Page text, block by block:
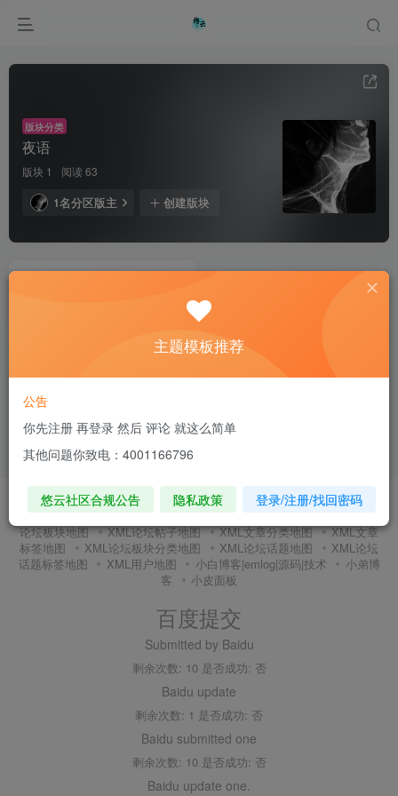
版块分类
夜语
版块 1 阅读 63
1名分区版主 创建版块
友链申请 内搜百度(内推) 免责声明 广告合作
关于我们
隐私政策
XMl全站地图 XML文章地图
论坛板块地图
XML论坛帖子地图 XML文章分类地图
XML文章
标签地图
XML论坛板块分类地图 XML论坛话题地图
XML论坛
话题标签地图
XML用户地图 小白博客|emlog|源码|技术
小弟博
客
小皮面板
百度提交
Submitted by Baidu
剩余次数: 10 是否成功: 否
Baidu update
剩余次数: 1 是否成功: 否
Baidu submitted one
剩余次数: 10 是否成功: 否
Baidu update one.
主题模板推荐
公告
你先注册 再登录 然后 评论 就这么简单
其他问题你致电：4001166796
悠云社区合规公告 隐私政策 登录/注册/找回密码